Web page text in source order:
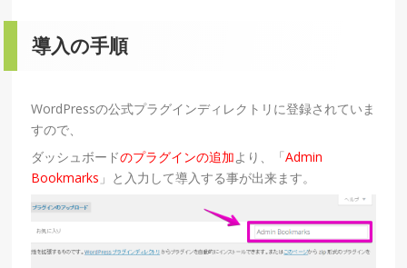
導入の手順
WordPressの公式プラグインディレクトリに登録されていま
すので、
ダッシュボードのプラグインの追加より、「Admin
Bookmarks 」と入力して導入する事が出来ます。